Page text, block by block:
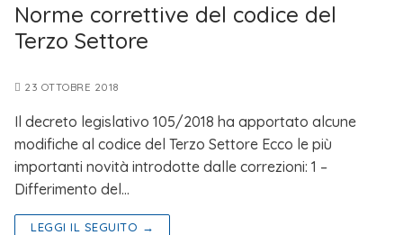
Norme correttive del codice del
Terzo Settore
23 OTTOBRE 2018
Il decreto legislativo 105/2018 ha apportato alcune
modifiche al codice del Terzo Settore Ecco le più
importanti novità introdotte dalle correzioni: 1 –
Differimento del…
LEGGI IL SEGUITO →